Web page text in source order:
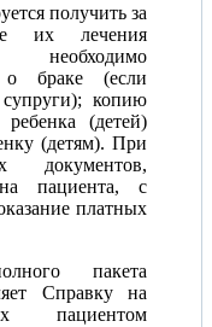
получить за
их лечения
необходимо
о браке (если
копию
(детей)
(детям). При
документов,
пациента, с
платных
пакета
Справку на
пациентом